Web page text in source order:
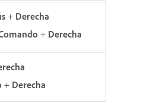
+ Derecha
omando + Derecha
+ Derecha